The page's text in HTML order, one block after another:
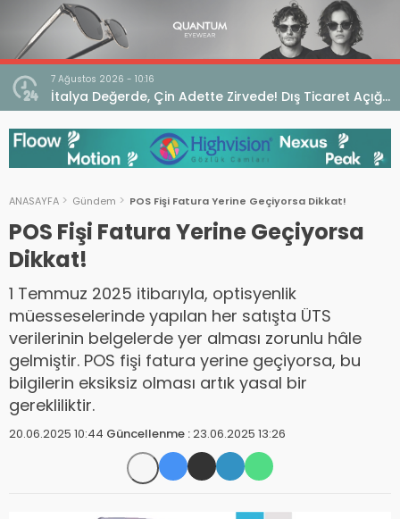
Dış Ticaret Açığı
6 Ağustos 2026 - 17:11
Hangi havada hangi renk gözlük
ANASAYFA Gündem POS Fişi Fatura Yerine Geçiyorsa Dikkat!
POS Fişi Fatura Yerine Geçiyorsa
Dikkat!
1 Temmuz 2025 itibarıyla, optisyenlik
müesseselerinde yapılan her satışta ÜTS
verilerinin belgelerde yer alması zorunlu hâle
gelmiştir. POS fişi fatura yerine geçiyorsa, bu
bilgilerin eksiksiz olması artık yasal bir
gerekliliktir.
20.06.2025 10:44 Güncellenme :23.06.2025 13:26